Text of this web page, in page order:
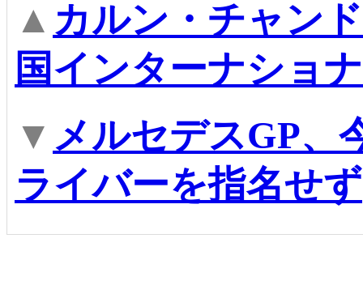
▲ カルン・チャン
国インターナショ
▼ メルセデスGP、
ライバーを指名せず